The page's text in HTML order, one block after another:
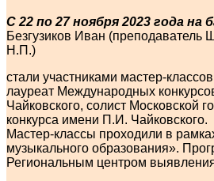
С 22 по 27 ноября 2023 года
Безгузиков Иван (преподаватель
Н.П.)
стали участниками мастер-
лауреат Международных
Чайковского, солист Московской
конкурса имени П.И. Чайковского.
Мастер-классы проходили в
музыкального образования».
Региональным центром